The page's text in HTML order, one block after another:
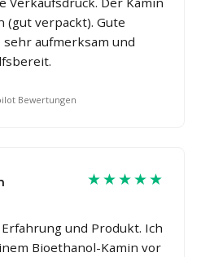
(gut verpackt). Gute
aufmerksam und
Bewertungen
★★★★★
und Produkt. Ich
Bioethanol-Kamin vor